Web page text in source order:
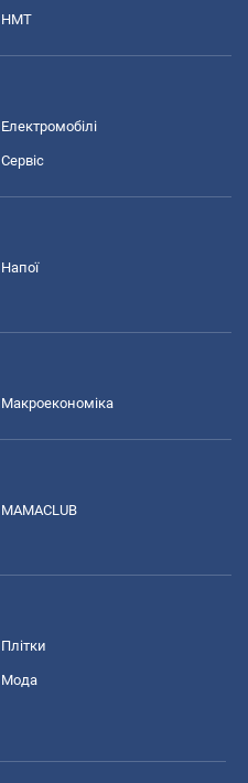
НМТ
Електромобілі
Сервіс
Напої
Макроекономіка
MAMACLUB
Плітки
Мода